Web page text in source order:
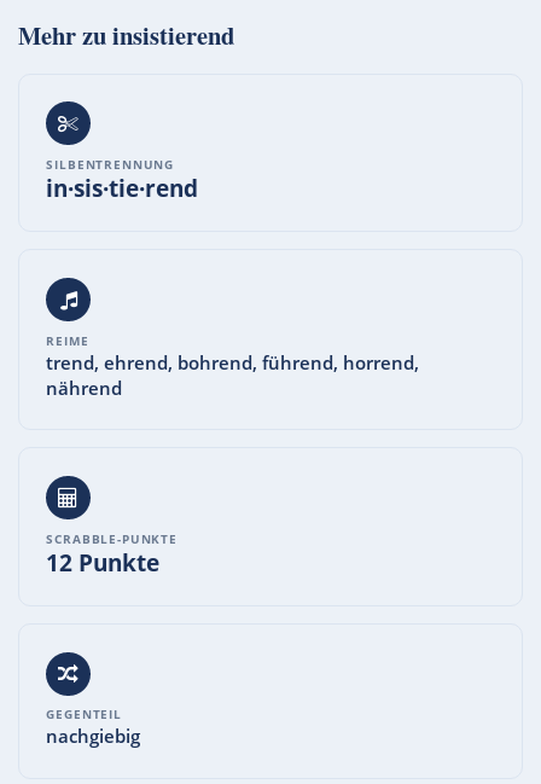
Mehr zuinsistierend
SILBENTRENNUNG
in·sis·tie·rend
REIME
trend, ehrend, bohrend, führend, horrend,
nährend
SCRABBLE-PUNKTE
12 Punkte
GEGENTEIL
nachgiebig